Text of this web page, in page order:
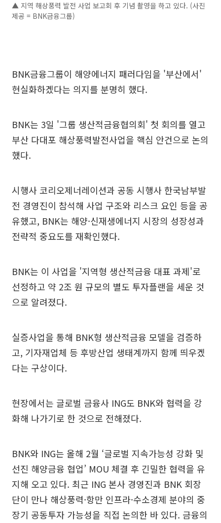
▲ 지역 해상풍력 발전 사업 보고회 후 기념 촬영을 하고 있다. (사진
제공 = BNK금융그룹)
BNK금융그룹이 해양에너지 패러다임을 '부산에서'
현실화하겠다는 의지를 분명히 했다.
BNK는 3일 '그룹 생산적금융협의회' 첫 회의를 열고
부산 다대포 해상풍력발전사업을 핵심 안건으로 논의
했다.
시행사 코리오제너레이션과 공동 시행사 한국남부발
전 경영진이 참석해 사업 구조와 리스크 요인 등을 공
유했고, BNK는 해양·신재생에너지 시장의 성장성과
전략적 중요도를 재확인했다.
BNK는 이 사업을 '지역형 생산적금융 대표 과제'로
선정하고 약 2조 원 규모의 별도 투자플랜을 세운 것
으로 알려졌다.
실증사업을 통해 BNK형 생산적금융 모델을 검증하
고, 기자재업체 등 후방산업 생태계까지 함께 띄우겠
다는 구상이다.
현장에서는 글로벌 금융사 ING도 BNK와 협력을 강
화해 나가기로 한 것으로 전해졌다.
BNK와 ING는 올해 2월 ‘글로벌 지속가능성 강화 및
선진 해양금융 협업’ MOU 체결 후 긴밀한 협력을 유
지해 오고 있다. 최근 ING 본사 경영진과 BNK 회장
단이 만나 해상풍력·항만 인프라·수소경제 분야의 중
장기 공동투자 가능성을 직접 논의한 바 있다. 금융의